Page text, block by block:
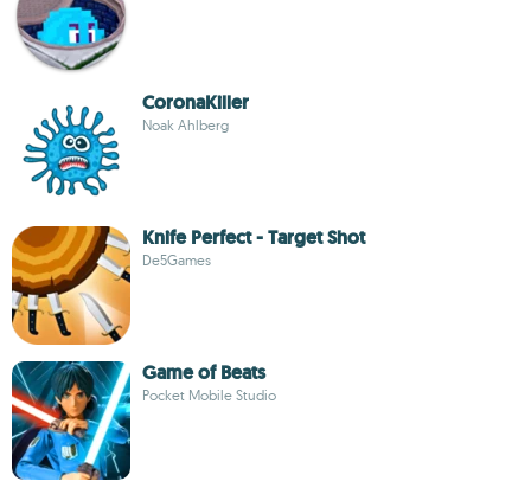
CoronaKiller
Noak Ahlberg
Knife Perfect - Target Shot
De5Games
Game of Beats
Pocket Mobile Studio